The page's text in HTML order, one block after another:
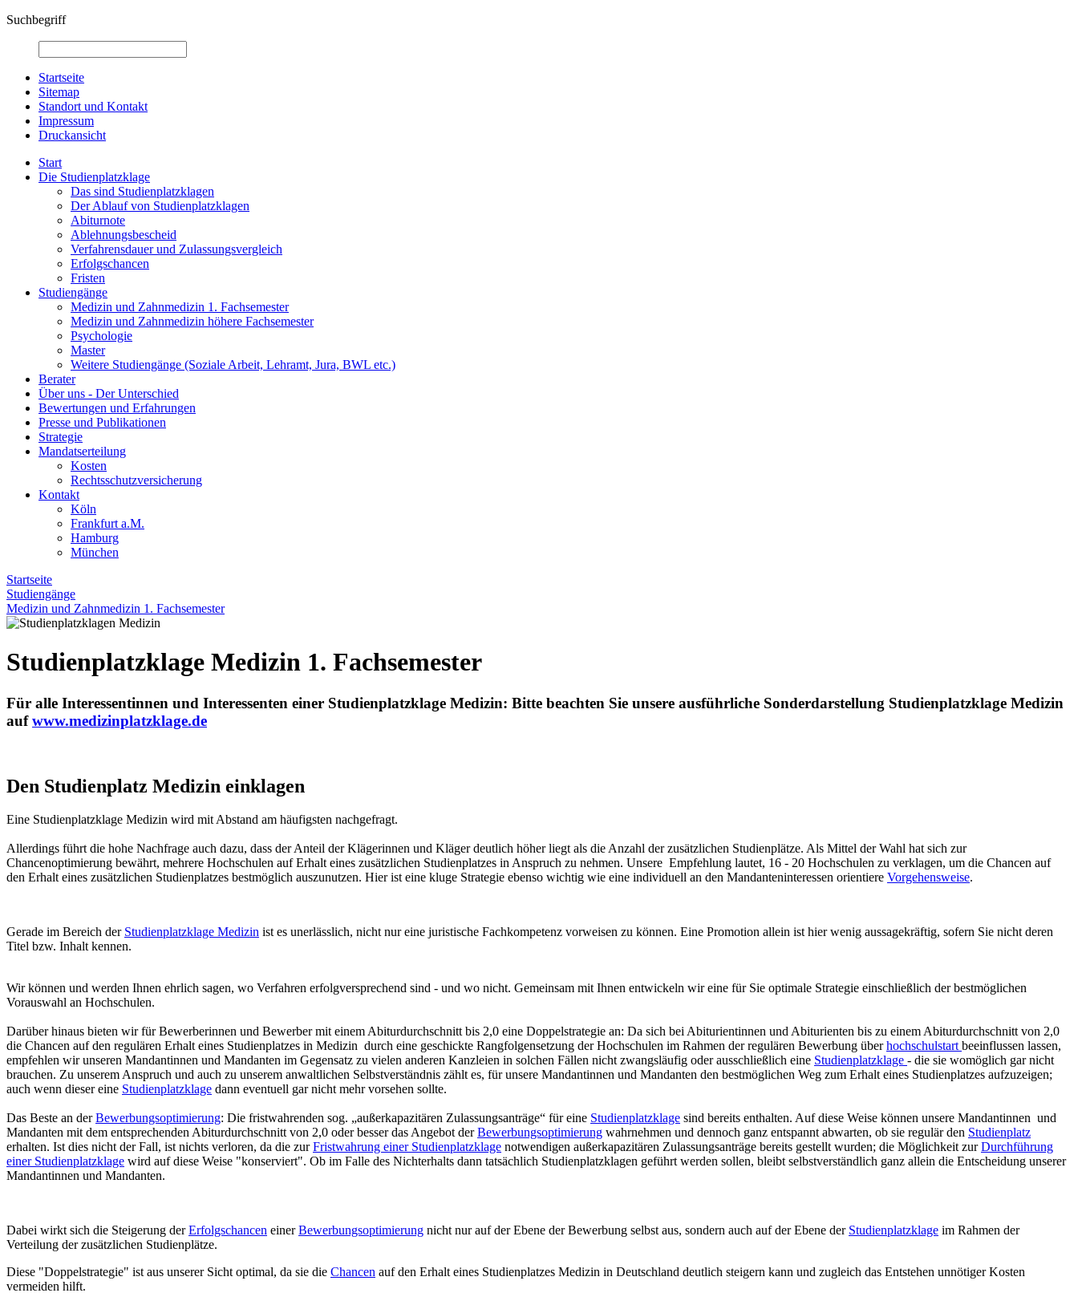
Suchbegriff
Startseite
Sitemap
Standort und Kontakt
Impressum
Druckansicht
Start
Die Studienplatzklage
Das sind Studienplatzklagen
Der Ablauf von Studienplatzklagen
Abiturnote
Ablehnungsbescheid
Verfahrensdauer und Zulassungsvergleich
Erfolgschancen
Fristen
Studiengänge
Medizin und Zahnmedizin 1. Fachsemester
Medizin und Zahnmedizin höhere Fachsemester
Psychologie
Master
Weitere Studiengänge (Soziale Arbeit, Lehramt, Jura, BWL etc.)
Berater
Über uns - Der Unterschied
Bewertungen und Erfahrungen
Presse und Publikationen
Strategie
Mandatserteilung
Kosten
Rechtsschutzversicherung
Kontakt
Köln
Frankfurt a.M.
Hamburg
München
Startseite
Studiengänge
Medizin und Zahnmedizin 1. Fachsemester
Studienplatzklage Medizin 1. Fachsemester
Für alle Interessentinnen und Interessenten einer Studienplatzklage Medizin: Bitte beachten Sie unsere ausführliche Sonderdarstellung Studienplatzklage Medizin
aufwww.medizinplatzklage.de
Den Studienplatz Medizin einklagen
Eine Studienplatzklage Medizin wird mit Abstand am häufigsten nachgefragt.
Allerdings führt die hohe Nachfrage auch dazu, dass der Anteil der Klägerinnen und Kläger deutlich höher liegt als die Anzahl der zusätzlichen Studienplätze. Als Mittel der Wahl hat sich zur
Chancenoptimierung bewährt, mehrere Hochschulen auf Erhalt eines zusätzlichen Studienplatzes in Anspruch zu nehmen. Unsere Empfehlung lautet, 16 - 20 Hochschulen zu verklagen, um die Chancen auf
den Erhalt eines zusätzlichen Studienplatzes bestmöglich auszunutzen. Hier ist eine kluge Strategie ebenso wichtig wie eine individuell an den Mandanteninteressen orientiere Vorgehensweise.
Gerade im Bereich der Studienplatzklage Medizin ist es unerlässlich, nicht nur eine juristische Fachkompetenz vorweisen zu können. Eine Promotion allein ist hier wenig aussagekräftig, sofern Sie nicht deren
Titel bzw. Inhalt kennen.
Wir können und werden Ihnen ehrlich sagen, wo Verfahren erfolgversprechend sind - und wo nicht. Gemeinsam mit Ihnen entwickeln wir eine für Sie optimale Strategie einschließlich der bestmöglichen
Vorauswahl an Hochschulen.
Darüber hinaus bieten wir für Bewerberinnen und Bewerber mit einem Abiturdurchschnitt bis 2,0 eine Doppelstrategie an: Da sich bei Abiturientinnen und Abiturienten bis zu einem Abiturdurchschnitt von 2,0
die Chancen auf den regulären Erhalt eines Studienplatzes in Medizin durch eine geschickte Rangfolgensetzung der Hochschulen im Rahmen der regulären Bewerbung überhochschulstartbeeinflussen lassen,
empfehlen wir unseren Mandantinnen und Mandanten im Gegensatz zu vielen anderen Kanzleien in solchen Fällen nicht zwangsläufig oder ausschließlich eine Studienplatzklage - die sie womöglich gar nicht
brauchen. Zu unserem Anspruch und auch zu unserem anwaltlichen Selbstverständnis zählt es, für unsere Mandantinnen und Mandanten den bestmöglichen Weg zum Erhalt eines Studienplatzes aufzuzeigen;
auch wenn dieser eine Studienplatzklage dann eventuell gar nicht mehr vorsehen sollte.
Das Beste an derBewerbungsoptimierung: Die fristwahrenden sog. „außerkapazitären Zulassungsanträge“ für eine Studienplatzklage sind bereits enthalten. Auf diese Weise können unsere Mandantinnen und
Mandanten mit dem entsprechenden Abiturdurchschnitt von 2,0 oder besser das Angebot derBewerbungsoptimierung wahrnehmen und dennoch ganz entspannt abwarten, ob sie regulär den Studienplatz
erhalten. Ist dies nicht der Fall, ist nichts verloren, da die zurFristwahrung einer Studienplatzklage notwendigen außerkapazitären Zulassungsanträge bereits gestellt wurden; die Möglichkeit zurDurchführung
einer Studienplatzklage wird auf diese Weise "konserviert". Ob im Falle des Nichterhalts dann tatsächlich Studienplatzklagen geführt werden sollen, bleibt selbstverständlich ganz allein die Entscheidung unserer
Mandantinnen und Mandanten.
Dabei wirkt sich die Steigerung derErfolgschancen einerBewerbungsoptimierung nicht nur auf der Ebene der Bewerbung selbst aus, sondern auch auf der Ebene der Studienplatzklage im Rahmen der
Verteilung der zusätzlichen Studienplätze.
Diese "Doppelstrategie" ist aus unserer Sicht optimal, da sie die Chancen auf den Erhalt eines Studienplatzes Medizin in Deutschland deutlich steigern kann und zugleich das Entstehen unnötiger Kosten
vermeiden hilft.